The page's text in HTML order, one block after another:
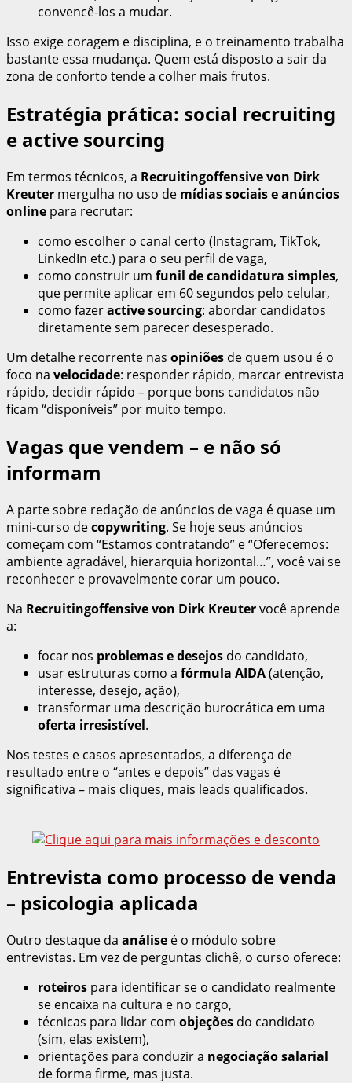
convencê-los a mudar.
Isso exige coragem e disciplina, e o treinamento trabalha
bastante essa mudança. Quem está disposto a sair da
zona de conforto tende a colher mais frutos.
Estratégia prática: social recruiting
e active sourcing
Em termos técnicos, a Recruitingoffensive von Dirk
Kreuter mergulha no uso de mídias sociais e anúncios
online para recrutar:
como escolher o canal certo (Instagram, TikTok,
LinkedIn etc.) para o seu perfil de vaga,
como construir um funil de candidatura simples,
que permite aplicar em 60 segundos pelo celular,
como fazeractive sourcing: abordar candidatos
diretamente sem parecer desesperado.
Um detalhe recorrente nas opiniões de quem usou é o
foco na velocidade: responder rápido, marcar entrevista
rápido, decidir rápido – porque bons candidatos não
ficam “disponíveis” por muito tempo.
Vagas que vendem – e não só
informam
A parte sobre redação de anúncios de vaga é quase um
mini-curso decopywriting. Se hoje seus anúncios
começam com “Estamos contratando” e “Oferecemos:
ambiente agradável, hierarquia horizontal…”, você vai se
reconhecer e provavelmente corar um pouco.
Na Recruitingoffensive von Dirk Kreutervocê aprende
a:
focar nos problemas e desejos do candidato,
usar estruturas como a fórmula AIDA(atenção,
interesse, desejo, ação),
transformar uma descrição burocrática em uma
oferta irresistível.
Nos testes e casos apresentados, a diferença de
resultado entre o “antes e depois” das vagas é
significativa – mais cliques, mais leads qualificados.
Entrevista como processo de venda
– psicologia aplicada
Outro destaque da análise é o módulo sobre
entrevistas. Em vez de perguntas clichê, o curso oferece:
roteiros para identificar se o candidato realmente
se encaixa na cultura e no cargo,
técnicas para lidar com objeções do candidato
(sim, elas existem),
orientações para conduzir a negociação salarial
de forma firme, mas justa.